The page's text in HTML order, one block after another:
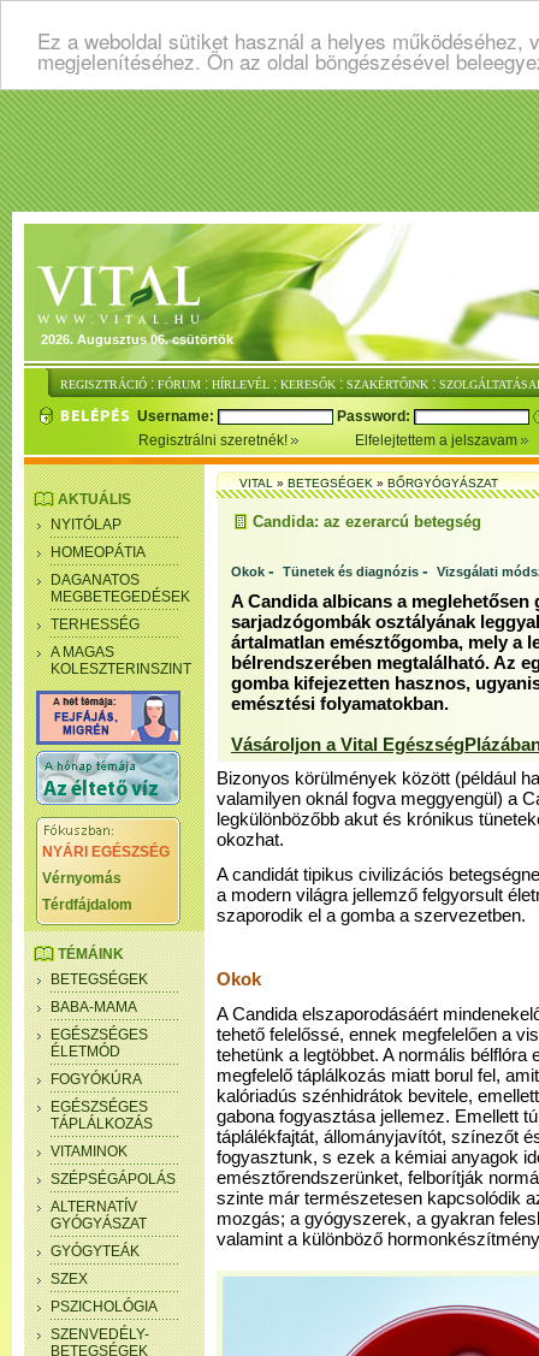
Ez a weboldal sütiket használ a helyes
megjelenítéséhez. Ön az oldal böngészésével
2026. Augusztus 06. csütörtök
REGISZTRÁCIÓ : FÓRUM : HÍRLEVÉL : KERESŐK : SZAKÉRTŐINK :
Username:
Password:
Regisztrálni szeretnék!
Elfelejtettem a jelszavam
AKTUÁLIS
NYITÓLAP
HOMEOPÁTIA
DAGANATOS
MEGBETEGEDÉSEK
TERHESSÉG
A MAGAS
KOLESZTERINSZINT
NYÁRI EGÉSZSÉG
Vérnyomás
Térdfájdalom
TÉMÁINK
BETEGSÉGEK
BABA-MAMA
EGÉSZSÉGES
ÉLETMÓD
FOGYÓKÚRA
EGÉSZSÉGES
TÁPLÁLKOZÁS
VITAMINOK
SZÉPSÉGÁPOLÁS
ALTERNATÍV
GYÓGYÁSZAT
GYÓGYTEÁK
SZEX
PSZICHOLÓGIA
SZENVEDÉLY-
BETEGSÉGEK
VITAL»BETEGSÉGEK»BŐRGYÓGYÁSZAT
Candida: az ezerarcú betegség
Okok - Tünetek és diagnózis - Vizsgálati
A Candida albicans a meglehetősen
sarjadzógombák osztályának
ártalmatlan emésztőgomba, mely a
bélrendszerében megtalálható. Az
gomba kifejezetten hasznos,
emésztési folyamatokban.
Vásároljon a Vital
Bizonyos körülmények között (például
valamilyen oknál fogva meggyengül) a
legkülönbözőbb akut és krónikus
okozhat.
A candidát tipikus civilizációs
a modern világra jellemző felgyorsult
szaporodik el a gomba a szervezetben.
Okok
A Candida elszaporodásáért
tehető felelőssé, ennek megfelelően a
tehetünk a legtöbbet. A normális bélflóra
megfelelő táplálkozás miatt borul fel,
kalóriadús szénhidrátok bevitele,
gabona fogyasztása jellemez. Emellett
táplálékfajtát, állományjavítót, színezőt
fogyasztunk, s ezek a kémiai anyagok
emésztőrendszerünket, felborítják
szinte már természetesen kapcsolódik
mozgás; a gyógyszerek, a gyakran
valamint a különböző